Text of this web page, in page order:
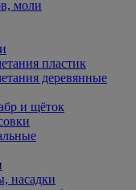
моли
пластик
деревянные
и щёток
насадки